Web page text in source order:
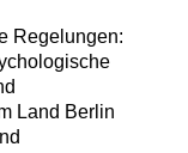
Regelungen:
Land Berlin